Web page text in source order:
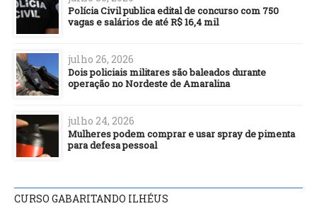
Polícia Civil publica edital de concurso com 750
vagas e salários de até R$ 16,4 mil
julho 26, 2026
Dois policiais militares são baleados durante
operação no Nordeste de Amaralina
julho 24, 2026
Mulheres podem comprar e usar spray de pimenta
para defesa pessoal
CURSO GABARITANDO ILHÉUS